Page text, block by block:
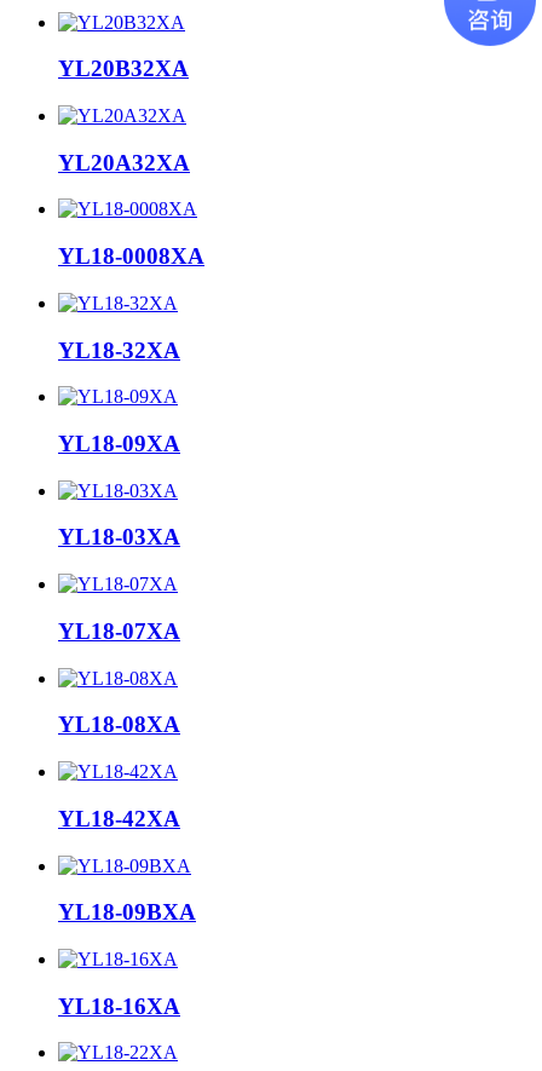
YL20B32XA
YL20A32XA
YL18-0008XA
YL18-32XA
YL18-09XA
YL18-03XA
YL18-07XA
YL18-08XA
YL18-42XA
YL18-09BXA
YL18-16XA